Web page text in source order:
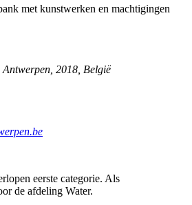
met kunstwerken en machtigingen
Antwerpen 2018 België
eerste categorie. Als
de afdeling Water.